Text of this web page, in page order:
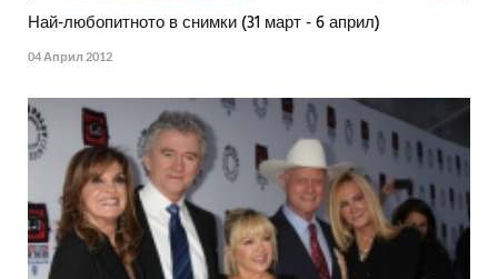
Най-любопитното в снимки (31 март - 6 април)
04 Април 2012